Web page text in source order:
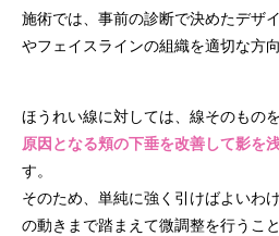
施術では、事前の診断で決めたデザ
やフェイスラインの組織を適切な方
ほうれい線に対しては、線そのもの
原因となる頬の下垂を改善して影を
す。
そのため、単純に強く引けばよいわ
の動きまで踏まえて微調整を行うこ